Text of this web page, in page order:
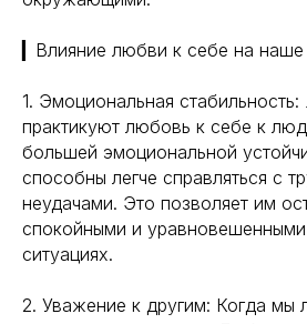
▎Влияние любви к себе на
1. Эмоциональная
практикуют любовь к себе к
большей эмоциональной
способны легче справляться с
неудачами. Это позволяет им
спокойными и
ситуациях.
2. Уважение к другим: Когда мы